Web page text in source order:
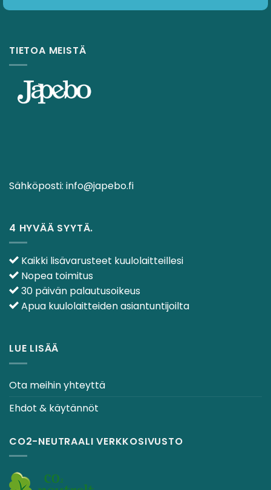
TIETOA MEISTÄ
Sähköposti: info@japebo.fi
4 HYVÄÄ SYYTÄ.
Kaikki lisävarusteet kuulolaitteillesi
Nopea toimitus
30 päivän palautusoikeus
Apua kuulolaitteiden asiantuntijoilta
LUE LISÄÄ
Ota meihin yhteyttä
Ehdot & käytännöt
CO2-NEUTRAALI VERKKOSIVUSTO